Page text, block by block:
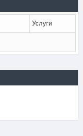
Услуги